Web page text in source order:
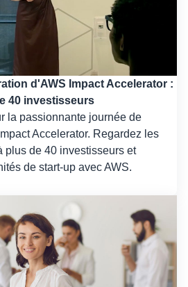
d'AWS Impact Accelerator :
40 investisseurs
la passionnante journée de
Accelerator. Regardez les
plus de 40 investisseurs et
de start-up avec AWS.